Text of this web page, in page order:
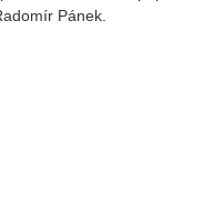
Pánek.